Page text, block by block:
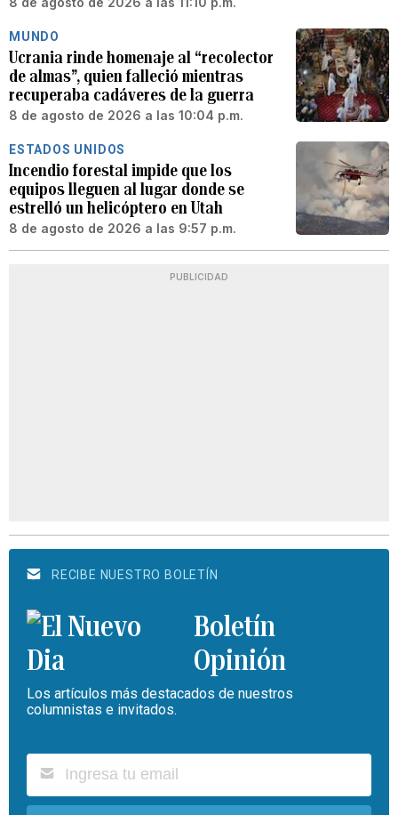
MUNDO
Ucrania rinde homenaje al “recolector
de almas”, quien falleció mientras
recuperaba cadáveres de la guerra
8 de agosto de 2026 a las 10:04 p.m.
ESTADOS UNIDOS
Incendio forestal impide que los
equipos lleguen al lugar donde se
estrelló un helicóptero en Utah
8 de agosto de 2026 a las 9:57 p.m.
PUBLICIDAD
RECIBE NUESTRO BOLETÍN
Boletín
Opinión
Los artículos más destacados de nuestros
columnistas e invitados.